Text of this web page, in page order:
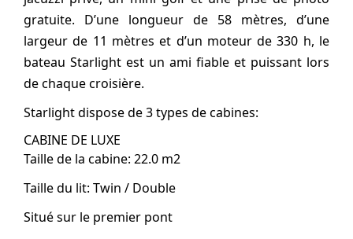
gratuite. D’une longueur de 58 mètres, d’une
largeur de 11 mètres et d’un moteur de 330 h, le
bateau Starlight est un ami fiable et puissant lors
de chaque croisière.
Starlight dispose de 3 types de cabines:
CABINE DE LUXE
Taille de la cabine: 22.0 m2
Taille du lit: Twin / Double
Situé sur le premier pont